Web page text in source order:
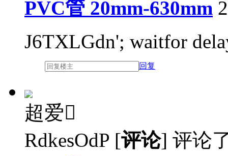
PVC管 20mm-630mm
J6TXLGdn'; waitfor
回复
超爱
RdkesOdP [评论] 评论